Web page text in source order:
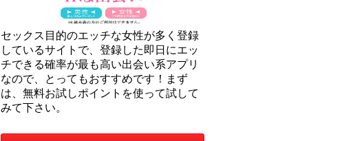
セックス目的のエッチな女性が多く登録
しているサイトで、登録した即日にエッ
チできる確率が最も高い出会い系アプリ
なので、とってもおすすめです！まず
は、無料お試しポイントを使って試して
みて下さい。